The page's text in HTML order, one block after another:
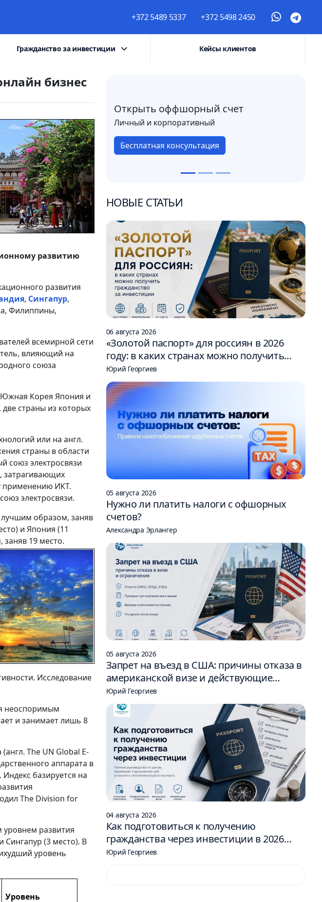
+372 5489 5337 +372 5498 2450
Гражданство за инвестиции Кейсы клиентов
бизнес
развитию
развития
, Сингапур,
Филиппины,
всемирной сети
влияющий на
союза
Южная Корея Япония и
страны из которых
или на англ.
страны в области
союз электросвязи
затрагивающих
применению ИКТ.
электросвязи.
образом, заняв
и Япония (11
заняв 19 место.
Исследование
неоспоримым
и занимает лишь 8
The UN Global E-
аппарата в
базируется на
The Division for
развития
Сингапур (3 место). В
уровень
Уровень
Открыть оффшорный счет
Личный и корпоративный
Бесплатная консультация
НОВЫЕ СТАТЬИ
06 августа 2026
«Золотой паспорт» для россиян в 2026
году: в каких странах можно получить
гражданство за инвестиции
Юрий Георгиев
05 августа 2026
Нужно ли платить налоги с офшорных
счетов?
Александра Эрлангер
05 августа 2026
Запрет на въезд в США: причины отказа в
американской визе и действующие
ограничения
Юрий Георгиев
04 августа 2026
Как подготовиться к получению
гражданства через инвестиции в 2026
году: 6 шагов
Юрий Георгиев